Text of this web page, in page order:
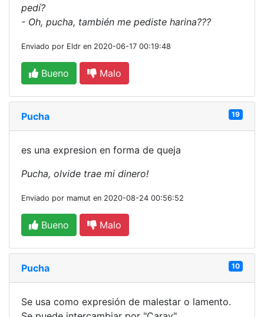
pedí?
- Oh, pucha, también me pediste harina???
Enviado por Eldr en 2020-06-17 00:19:48
Bueno Malo
Pucha 19
es una expresion en forma de queja
Pucha, olvide trae mi dinero!
Enviado por mamut en 2020-08-24 00:56:52
Bueno Malo
Pucha 10
Se usa como expresión de malestar o lamento.